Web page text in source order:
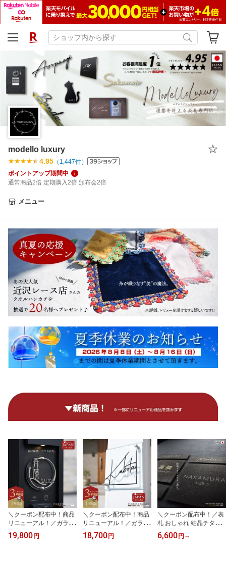
modello luxury
4.95 （ 1,447件）
ポイントアップ期間中
通常商品2倍 定期購入2倍 頒布会2倍
メニュー
＼クーポン配布中！商品
リニューアル！／ガラス
表札【ラ・モード ソレイ
ユ ルヴェール】太陽をイ
19,800 円
＼クーポン配布中！商品
リニューアル！／ガラス
表札【フレグランス】ア
イアン調 ネームプレート
18,700 円
＼クーポン配布中！／表
札 おしゃれ 結晶チタン
プレート【クリスタルチ
タン】【ご注文後の図案
6,600 円 ～